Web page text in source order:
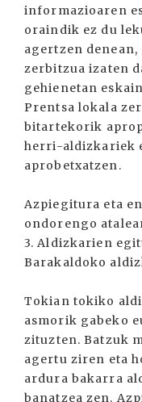
informazioaren
oraindik ez du
agertzen
zerbitzua izaten
gehienetan
Prentsa lokala
bitartekorik
herri-aldizkariek
aprobetxatzen.
Azpiegitura eta
ondorengo
3. Aldizkarien
Barakaldoko
Tokian tokiko
asmorik gabeko
zituzten. Batzuk
agertu ziren eta
ardura bakarra
banatzea zen.